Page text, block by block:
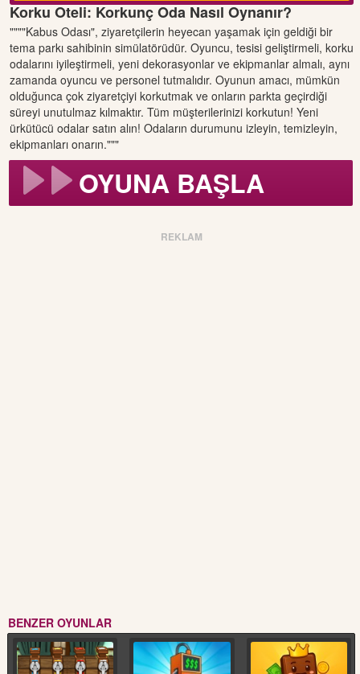
Korku Oteli: Korkunç Oda Nasıl Oynanır?
""""Kabus Odası", ziyaretçilerin heyecan yaşamak için geldiği bir
tema parkı sahibinin simülatörüdür. Oyuncu, tesisi geliştirmeli, korku
odalarını iyileştirmeli, yeni dekorasyonlar ve ekipmanlar almalı, aynı
zamanda oyuncu ve personel tutmalıdır. Oyunun amacı, mümkün
olduğunca çok ziyaretçiyi korkutmak ve onların parkta geçirdiği
süreyi unutulmaz kılmaktır. Tüm müşterilerinizi korkutun! Yeni
ürkütücü odalar satın alın! Odaların durumunu izleyin, temizleyin,
ekipmanları onarın."""
OYUNA BAŞLA
REKLAM
BENZER OYUNLAR